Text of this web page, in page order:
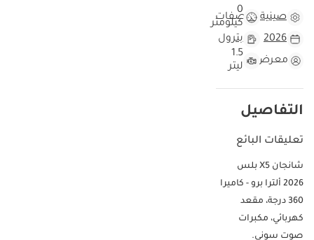
صينية مواصفات
0
كيلومتر
2026
بترول
معرض
1.5
ليتر
التفاصيل
تعليقات البائع
شانجان X5 بلس
2026 ألترا برو - كاميرا
360 درجة، مقعد
كهربائي، مكبرات
صوت سوني.